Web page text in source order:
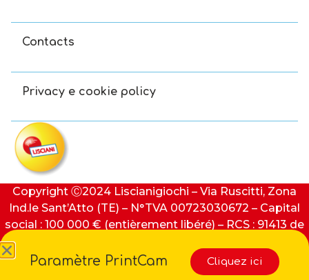
Contacts
Privacy e cookie policy
Copyright Ⓒ2024 Liscianigiochi – Via Ruscitti, Zona
Ind.le Sant’Atto (TE) – N°TVA 00723030672 – Capital
social : 100 000 € (entièrement libéré) – RCS : 91413 de
Paramètre PrintCam Cliquez ici